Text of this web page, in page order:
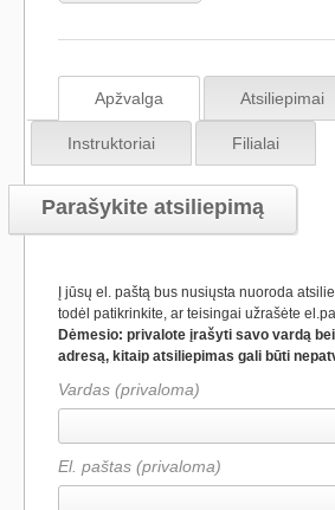
Apžvalga Atsiliepimai
Instruktoriai Filialai
Parašykite atsiliepimą
Į jūsų el. paštą bus nusiųsta nuoroda
todėl patikrinkite, ar teisingai užrašėte
Dėmesio: privalote įrašyti savo vardą
adresą, kitaip atsiliepimas gali būti
Vardas (privaloma)
El. paštas (privaloma)